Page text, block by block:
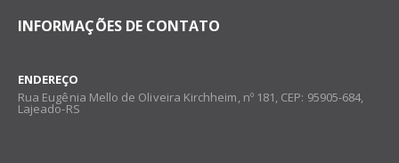
INFORMAÇÕES DE CONTATO
ENDEREÇO
Rua Eugênia Mello de Oliveira Kirchheim, nº 181, CEP: 95905-684,
Lajeado-RS